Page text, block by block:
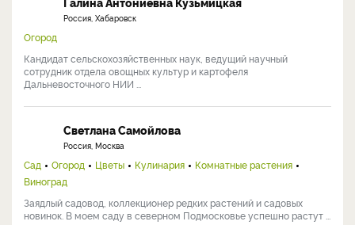
Россия, Хабаровск
Огород
Кандидат сельскохозяйственных наук, ведущий научный
сотрудник отдела овощных культур и картофеля
Дальневосточного НИИ ...
Светлана Самойлова
Россия, Москва
Сад Огород Цветы Кулинария
Комнатные растения
Виноград
Заядлый садовод, коллекционер редких растений и садовых
новинок. В моем саду в северном Подмосковье успешно растут ...